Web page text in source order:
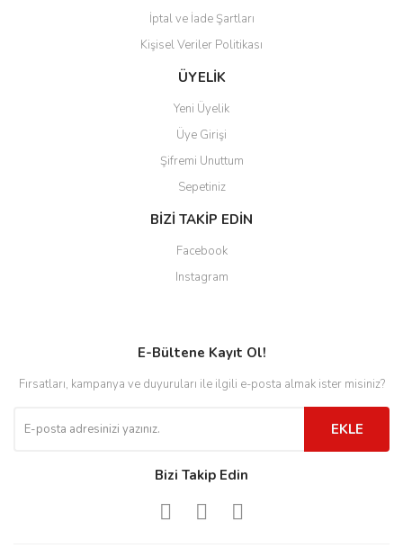
İptal ve İade Şartları
Kişisel Veriler Politikası
ÜYELİK
Yeni Üyelik
Üye Girişi
Şifremi Unuttum
Sepetiniz
BİZİ TAKİP EDİN
Facebook
Instagram
E-Bültene Kayıt Ol!
Fırsatları, kampanya ve duyuruları ile ilgili e-posta almak ister misiniz?
EKLE
Bizi Takip Edin